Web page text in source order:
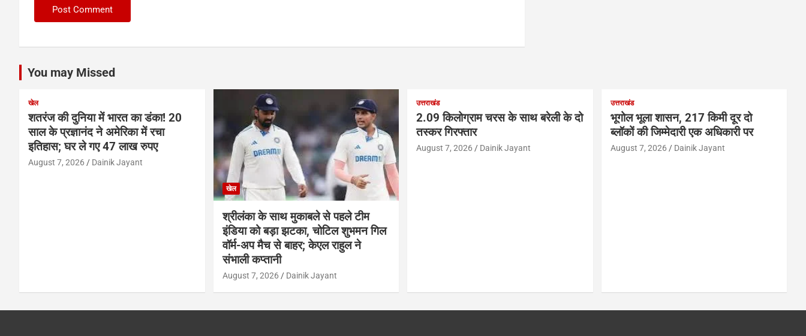
You may Missed
खेल
शतरंज की दुनिया में भारत का डंका! 20
साल के प्रज्ञानंद ने अमेरिका में रचा
इतिहास; घर ले गए 47 लाख रुपए
August 7, 2026 Dainik Jayant
खेल
श्रीलंका के साथ मुकाबले से पहले टीम
इंडिया को बड़ा झटका, चोटिल शुभमन गिल
वॉर्म-अप मैच से बाहर; केएल राहुल ने
संभाली कप्तानी
August 7, 2026 Dainik Jayant
उत्तराखंड
2.09 किलोग्राम चरस के साथ बरेली के दो
तस्कर गिरफ्तार
August 7, 2026 Dainik Jayant
उत्तराखंड
भूगोल भूला शासन, 217 किमी दूर दो
ब्लॉकों की जिम्मेदारी एक अधिकारी पर
August 7, 2026 Dainik Jayant